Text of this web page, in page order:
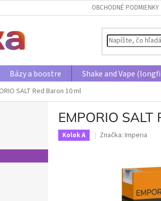
OBCHODNÉ PODMIENKY
Bázy a boostre Shake and Vape
SALT Red Baron 10 ml
EMPORIO
Kolok A Značka: Imperia